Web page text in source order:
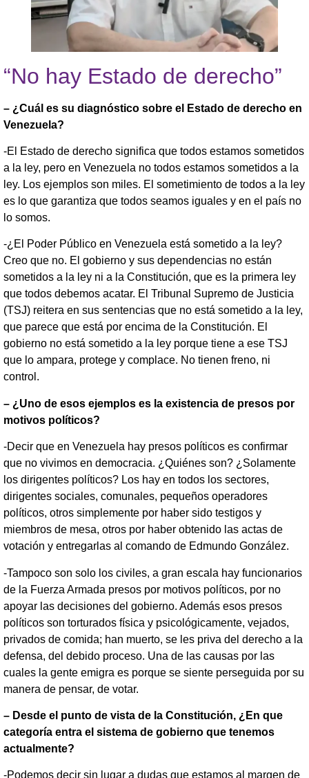
“No hay Estado de derecho”
– ¿Cuál es su diagnóstico sobre el Estado de derecho en
Venezuela?
-El Estado de derecho significa que todos estamos sometidos
a la ley, pero en Venezuela no todos estamos sometidos a la
ley. Los ejemplos son miles. El sometimiento de todos a la ley
es lo que garantiza que todos seamos iguales y en el país no
lo somos.
-¿El Poder Público en Venezuela está sometido a la ley?
Creo que no. El gobierno y sus dependencias no están
sometidos a la ley ni a la Constitución, que es la primera ley
que todos debemos acatar. El Tribunal Supremo de Justicia
(TSJ) reitera en sus sentencias que no está sometido a la ley,
que parece que está por encima de la Constitución. El
gobierno no está sometido a la ley porque tiene a ese TSJ
que lo ampara, protege y complace. No tienen freno, ni
control.
– ¿Uno de esos ejemplos es la existencia de presos por
motivos políticos?
-Decir que en Venezuela hay presos políticos es confirmar
que no vivimos en democracia. ¿Quiénes son? ¿Solamente
los dirigentes políticos? Los hay en todos los sectores,
dirigentes sociales, comunales, pequeños operadores
políticos, otros simplemente por haber sido testigos y
miembros de mesa, otros por haber obtenido las actas de
votación y entregarlas al comando de Edmundo González.
-Tampoco son solo los civiles, a gran escala hay funcionarios
de la Fuerza Armada presos por motivos políticos, por no
apoyar las decisiones del gobierno. Además esos presos
políticos son torturados física y psicológicamente, vejados,
privados de comida; han muerto, se les priva del derecho a la
defensa, del debido proceso. Una de las causas por las
cuales la gente emigra es porque se siente perseguida por su
manera de pensar, de votar.
– Desde el punto de vista de la Constitución, ¿En que
categoría entra el sistema de gobierno que tenemos
actualmente?
-Podemos decir sin lugar a dudas que estamos al margen de